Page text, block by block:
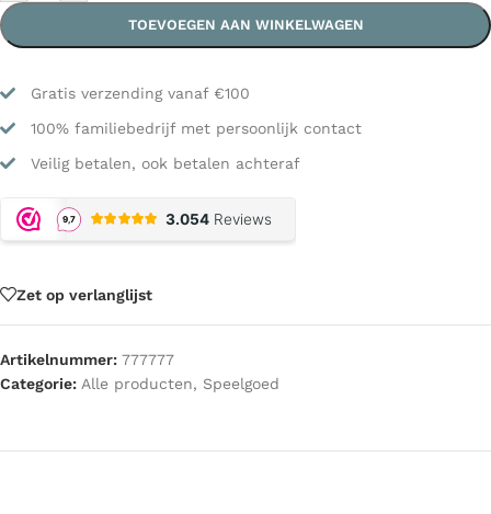
TOEVOEGEN AAN WINKELWAGEN
Gratis verzending vanaf €100
100% familiebedrijf met persoonlijk contact
Veilig betalen, ook betalen achteraf
Zet op verlanglijst
Artikelnummer: 777777
Categorie: Alle producten, Speelgoed